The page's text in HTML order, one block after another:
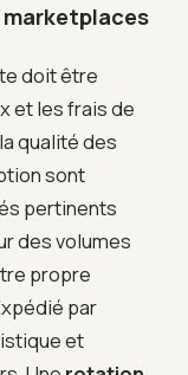
doit être
et les frais de
qualité des
sont
pertinents
des volumes
propre
par
et